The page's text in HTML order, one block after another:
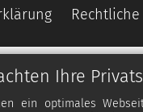
Ihre
ein optimales